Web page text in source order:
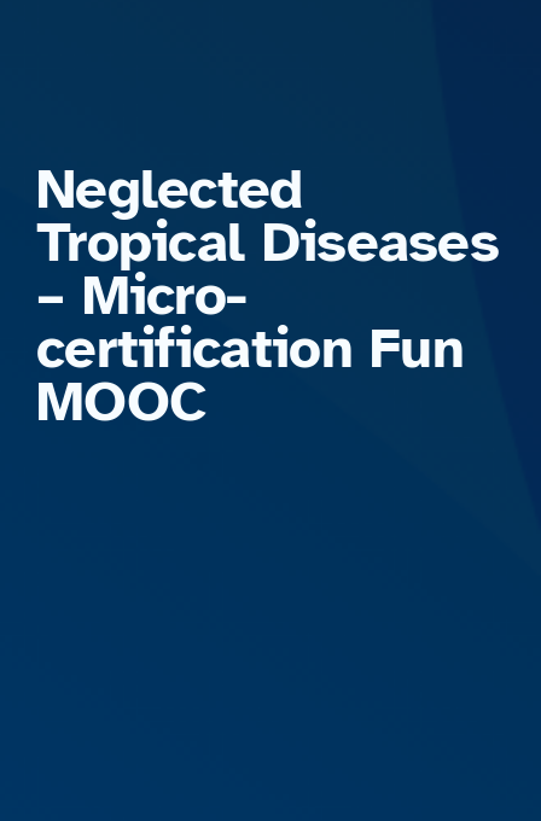
Neglected
Tropical Diseases
– Micro-
certification Fun
MOOC